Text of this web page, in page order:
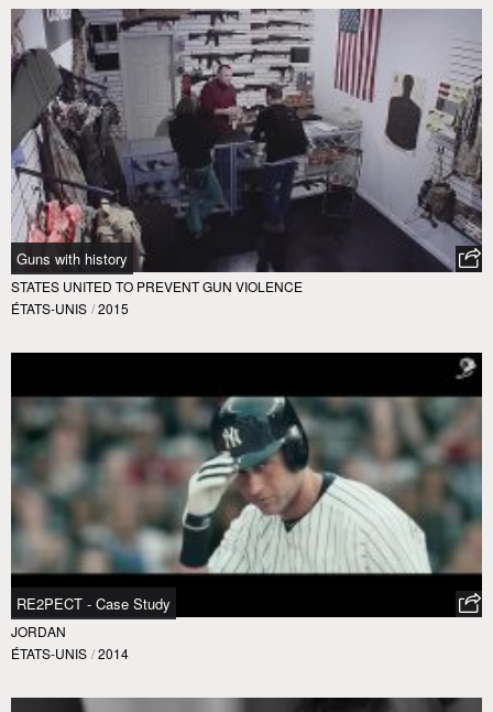
Guns with history
STATES UNITED TO PREVENT GUN VIOLENCE
ÉTATS-UNIS / 2015
RE2PECT - Case Study
JORDAN
ÉTATS-UNIS / 2014